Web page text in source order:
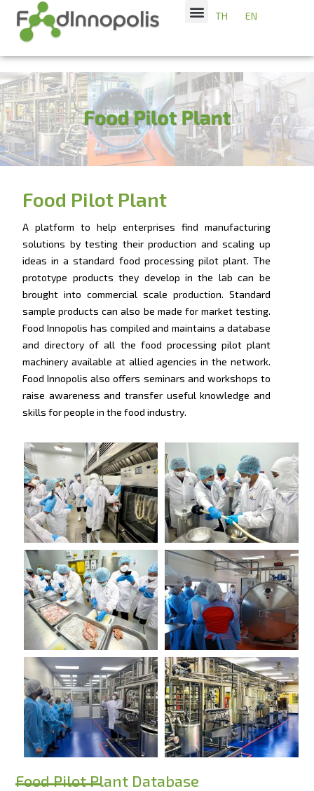
TH EN
Food Pilot Plant
A platform to help enterprises find manufacturing
solutions by testing their production and scaling up
ideas in a standard food processing pilot plant. The
prototype products they develop in the lab can be
brought into commercial scale production. Standard
sample products can also be made for market testing.
Food Innopolis has compiled and maintains a database
and directory of all the food processing pilot plant
machinery available at allied agencies in the network.
Food Innopolis also offers seminars and workshops to
raise awareness and transfer useful knowledge and
skills for people in the food industry.
Food Pilot Plant Database